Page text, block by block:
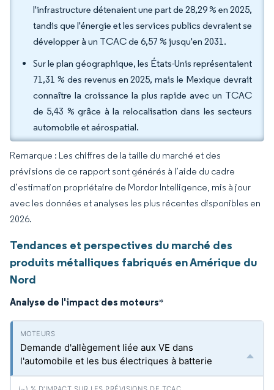
l'infrastructure détenaient une part de 28,29 % en 2025,
tandis que l'énergie et les services publics devraient se
développer à un TCAC de 6,57 % jusqu'en 2031.
Sur le plan géographique, les États-Unis représentaient
71,31 % des revenus en 2025, mais le Mexique devrait
connaître la croissance la plus rapide avec un TCAC
de 5,43 % grâce à la relocalisation dans les secteurs
automobile et aérospatial.
Remarque : Les chiffres de la taille du marché et des
prévisions de ce rapport sont générés à l’aide du cadre
d’estimation propriétaire de Mordor Intelligence, mis à jour
avec les données et analyses les plus récentes disponibles en
2026.
Tendances et perspectives du marché des
produits métalliques fabriqués en Amérique du
Nord
Analyse de l'impact des moteurs*
Demande d'allègement liée aux VE dans
l'automobile et les bus électriques à batterie